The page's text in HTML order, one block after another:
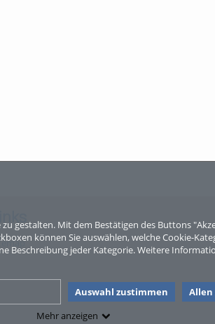
gestalten. Mit dem Bestätigen des Buttons
können Sie auswählen, welche Cookie-
Beschreibung jeder Kategorie. Weitere
Auswahl zustimmen
Allen
Mehr anzeigen